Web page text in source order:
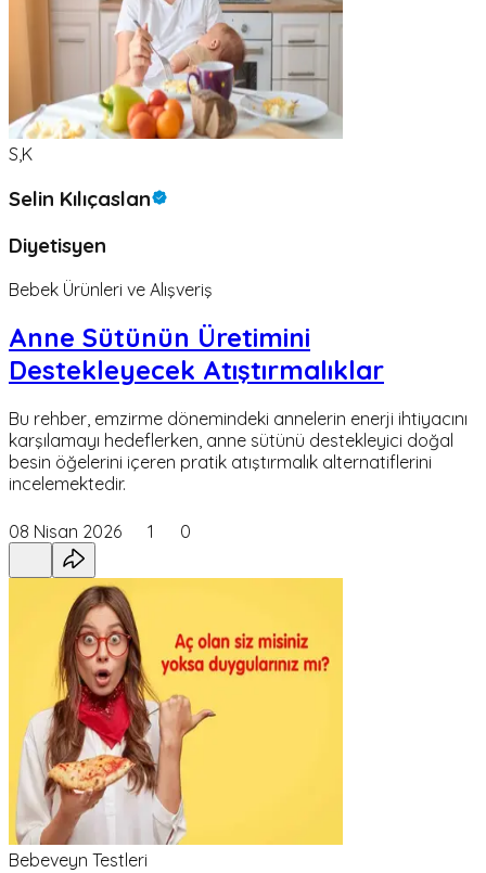
S,K
Selin Kılıçaslan
Diyetisyen
Bebek Ürünleri ve Alışveriş
Anne Sütünün Üretimini
Destekleyecek Atıştırmalıklar
Bu rehber, emzirme dönemindeki annelerin enerji ihtiyacını
karşılamayı hedeflerken, anne sütünü destekleyici doğal
besin öğelerini içeren pratik atıştırmalık alternatiflerini
incelemektedir.
08 Nisan 2026 1 0
Bebeveyn Testleri